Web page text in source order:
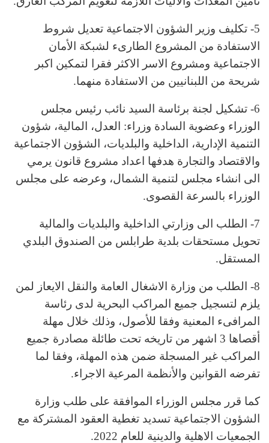
5- تكليف وزير الشؤون الاجتماعية تعديل شروط
الاستفادة من المشروع الطارىء لشبكة الأمان
الاجتماعية ومشروع الاسر الاكثر فقرا لتمكين اكبر
شريحة من اللبنانيين من الاستفادة منهما.
6- تشكيل لجنة برئاسة السيد نائب رئيس مجلس
الوزراء وعضوية السادة وزراء: العدل، المالية، شؤون
التنمية الإدارية، الداخلية والبلديات، الشؤون الاجتماعية
والاقتصاد والتجارة هدفها اعداد مشروع قانون يرمي
الى انشاء مجلس لتنمية الشمال، وعرضه على مجلس
الوزراء بالسرعة القصوى.
7- الطلب الى وزارتي الداخلية والبلديات والمالية
تحويل مستحقات بلدية طرابلس من الصندوق البلدي
المستقل.
8- الطلب من وزارة الاشغال العامة والنقل الايعاز لمن
يلزم لتسجيل جميع المراكب البحرية لدى رئاسة
المرافىء المعنية وفقا للأصول، وذلك خلال مهلة
أقصاها 3 اشهر من تاريخه تحت طائلة مصادرة جميع
المراكب غير المسجلة ضمن هذه المهلة، وفقا لما
تفرضه القوانين والأنظمة المرعية الاجراء.
كما قرر مجلس الوزراء الموافقة على طلب وزارة
الشؤون الاجتماعية تسديد تغطية العقود المشتركة مع
الجمعيات الاهلية والدينية للعام 2022.